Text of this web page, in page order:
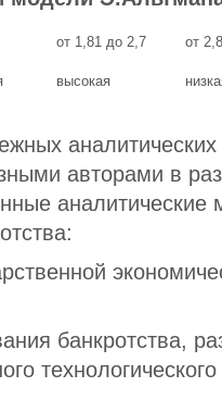
от 1,81 до 2,7 от
высокая
авторами в
аналитические
банкротства,